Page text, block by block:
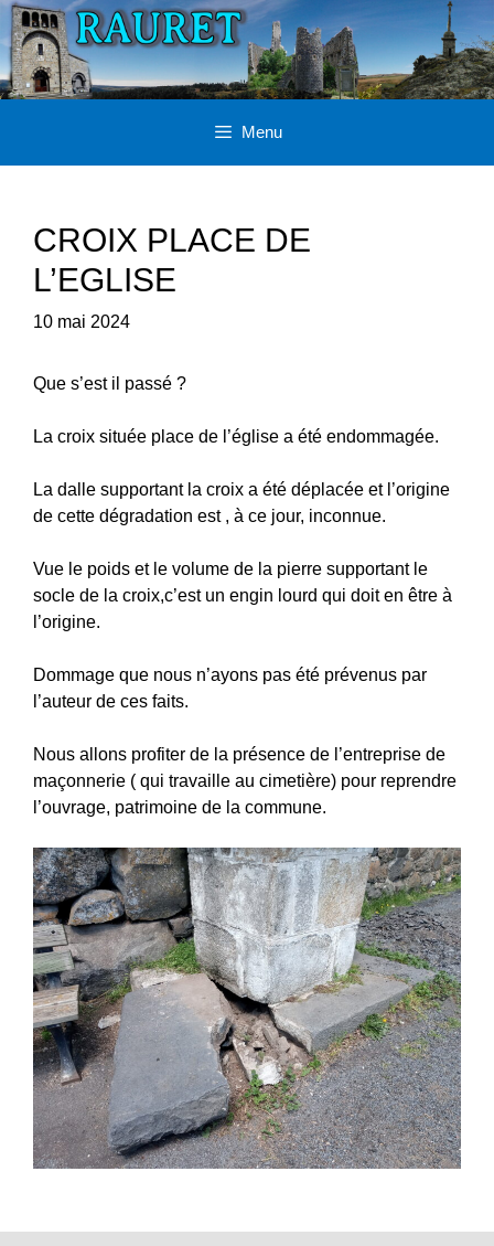
Aller
au
contenu
Menu
CROIX PLACE DE
L’EGLISE
10 mai 2024
Que s’est il passé ?
La croix située place de l’église a été endommagée.
La dalle supportant la croix a été déplacée et l’origine
de cette dégradation est , à ce jour, inconnue.
Vue le poids et le volume de la pierre supportant le
socle de la croix,c’est un engin lourd qui doit en être à
l’origine.
Dommage que nous n’ayons pas été prévenus par
l’auteur de ces faits.
Nous allons profiter de la présence de l’entreprise de
maçonnerie ( qui travaille au cimetière) pour reprendre
l’ouvrage, patrimoine de la commune.